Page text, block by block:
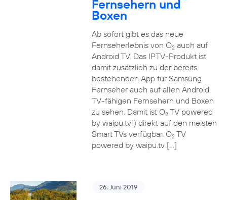
Fernsehern und
Boxen
Ab sofort gibt es das neue
Fernseherlebnis von O2auch auf
Android TV. Das IPTV-Produkt ist
damit zusätzlich zu der bereits
bestehenden App für Samsung
Fernseher auch auf allen Android
TV-fähigen Fernsehern und Boxen
zu sehen. Damit ist O2TV powered
by waipu.tv1) direkt auf den meisten
Smart TVs verfügbar. O2TV
powered by waipu.tv […]
26. Juni 2019